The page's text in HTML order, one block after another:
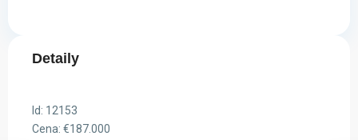
Detaily
Id: 12153
Cena: €187.000